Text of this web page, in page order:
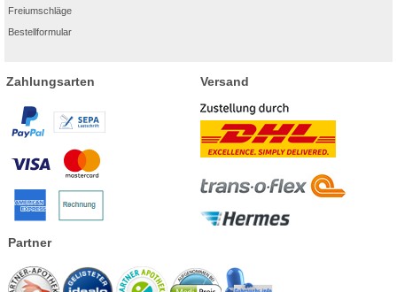
Freiumschläge
Bestellformular
Zahlungsarten Versand
Partner